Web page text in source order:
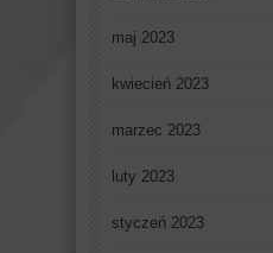
maj 2023
kwiecień 2023
marzec 2023
luty 2023
styczeń 2023